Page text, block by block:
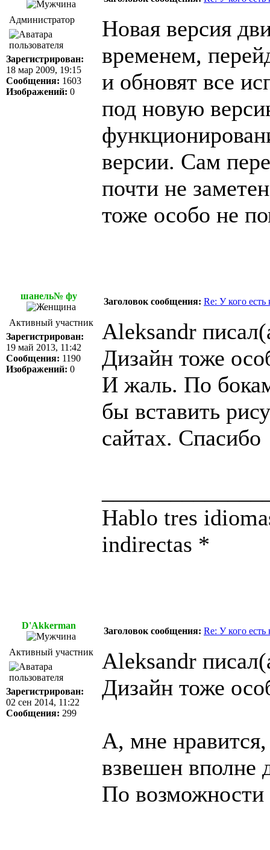
Администратор
Зарегистрирован:
18 мар 2009, 19:15
Сообщения: 1603
Изображений: 0
Новая версия
временем,
и обновят все
под новую
версии. Сам
почти не
тоже особо не
шанель№ фу
Заголовок сообщения: Re: У кого
Активный участник
Зарегистрирован:
19 май 2013, 11:42
Сообщения: 1190
Изображений: 0
Aleksandr
Дизайн тоже
И жаль. По
бы вставить
сайтах. Спасибо
Hablo tres
indirectas *
D'Akkerman
Заголовок сообщения: Re: У кого
Активный участник
Зарегистрирован:
02 сен 2014, 11:22
Сообщения: 299
Aleksandr
Дизайн тоже
А, мне
взвешен вполне
По возможности